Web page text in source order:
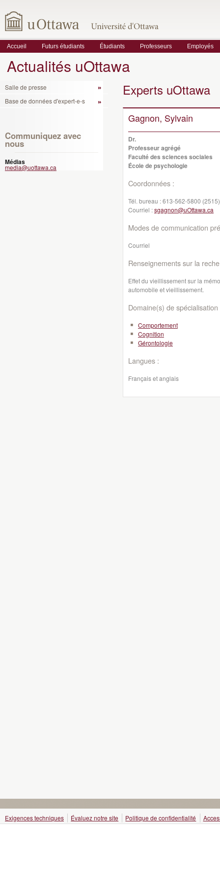
Accueil Futurs étudiants Étudiants Professeurs Employés
Actualités uOttawa
Salle de presse
Base de données d'expert-e-s
Communiquez avec
nous
Médias
media@uottawa.ca
Experts uOttawa
Gagnon, Sylvain
Dr.
Professeur agrégé
Faculté des sciences sociales
École de psychologie
Coordonnées :
Tél. bureau :613-562-5800 (2515)
Courriel :sgagnon@uOttawa.ca
Modes de communication
Courriel
Renseignements sur la
Effet du vieillissement sur la
automobile et vieillissement.
Domaine(s) de spécialisation
Comportement
Cognition
Gérontologie
Langues :
Français et anglais
Exigences techniques Évaluez notre site Politique de confidentialité